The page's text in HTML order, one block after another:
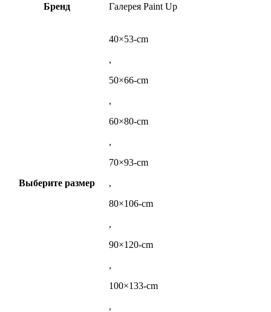
Бренд Галерея Paint Up
Выберите размер
40×53-cm
,
50×66-cm
,
60×80-cm
,
70×93-cm
,
80×106-cm
,
90×120-cm
,
100×133-cm
,